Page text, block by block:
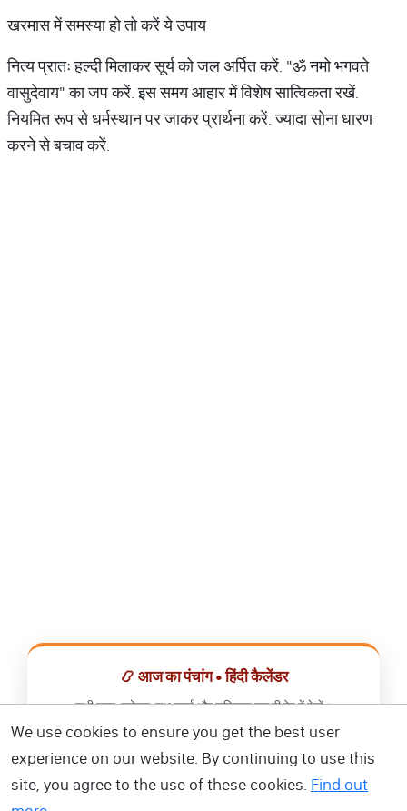
खरमास में समस्या हो तो करें ये उपाय
नित्य प्रातः हल्दी मिलाकर सूर्य को जल अर्पित करें. "ॐ नमो भगवते
वासुदेवाय" का जप करें. इस समय आहार में विशेष सात्विकता रखें.
नियमित रूप से धर्मस्थान पर जाकर प्रार्थना करें. ज्यादा सोना धारण
करने से बचाव करें.
📿 आज का पंचांग • हिंदी कैलेंडर
सभी व्रत, त्योहार, शुभ मुहूर्त और राशिफल एक ही ऐप में देखें।
📅 हिंदी कैलेंडर ऐप डाउनलोड करें
We use cookies to ensure you get the best user
experience on our website. By continuing to use this
site, you agree to the use of these cookies. Find out